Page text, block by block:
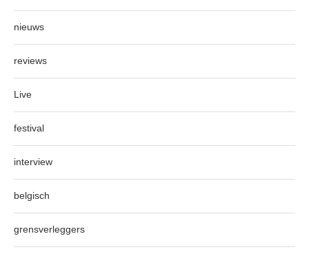
nieuws
reviews
Live
festival
interview
belgisch
grensverleggers